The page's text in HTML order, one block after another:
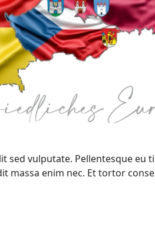
sed vulputate. Pellentesque eu
massa enim nec. Et tortor